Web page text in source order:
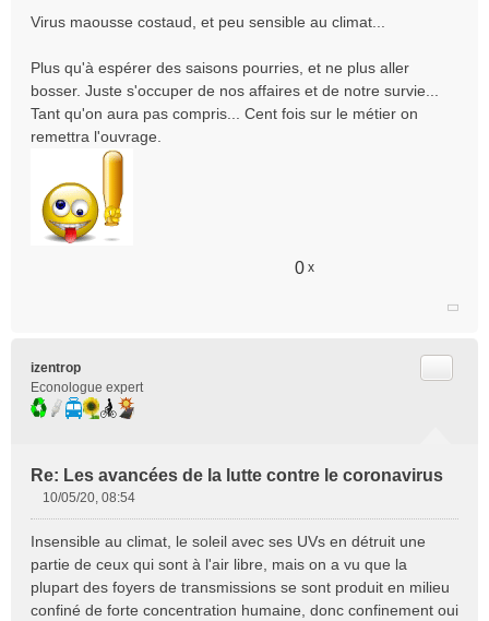
Virus maousse costaud, et peu sensible au climat...
Plus qu'à espérer des saisons pourries, et ne plus aller
bosser. Juste s'occuper de nos affaires et de notre survie...
Tant qu'on aura pas compris... Cent fois sur le métier on
remettra l'ouvrage.
0 x
izentrop
Econologue expert
Re: Les avancées de la lutte contre le coronavirus
s
s
a
g
10/05/20, 08:54
Insensible au climat, le soleil avec ses UVs en détruit une
partie de ceux qui sont à l'air libre, mais on a vu que la
plupart des foyers de transmissions se sont produit en milieu
confiné de forte concentration humaine, donc confinement oui